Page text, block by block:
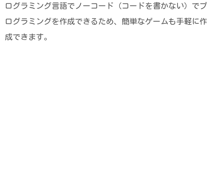
ログラミング言語でノーコード（コードを書かない）でプ
ログラミングを作成できるため、簡単なゲームも手軽に作
成できます。